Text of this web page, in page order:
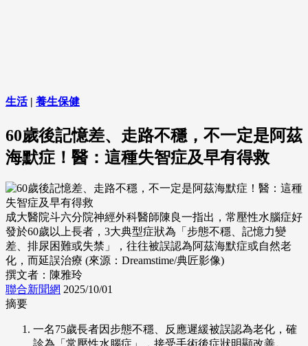
生活| 養生保健
60歲後記憶差、走路不穩，不一定是阿茲
海默症！醫：這種失智症及早有得救
成大醫院斗六分院神經外科醫師陳良一指出，常壓性水腦症好
發於60歲以上長者，3大典型症狀為「步態不穩、記憶力變
差、排尿困難或失禁」，往往被誤認為阿茲海默症或自然老
化，而延誤治療 (來源：Dreamstime/典匠影像)
撰文者：陳雅玲
聯合新聞網 2025/10/01
摘要
一名75歲長者因步態不穩、反應遲緩被誤認為老化，確